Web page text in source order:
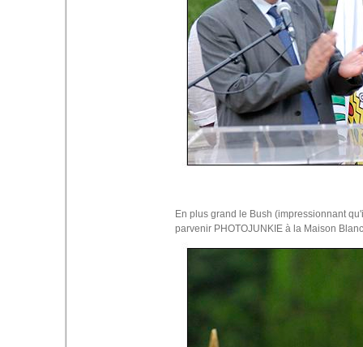
En plus grand le Bush (impressionnant
parvenir PHOTOJUNKIE à la Maison